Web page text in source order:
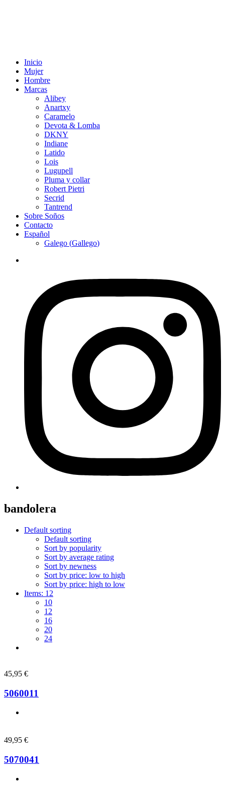
Inicio
Mujer
Hombre
Marcas
Alibey
Anartxy
Caramelo
Devota & Lomba
DKNY
Indiane
Latido
Lois
Lugupell
Pluma y collar
Robert Pietri
Secrid
Tantrend
Sobre Soños
Contacto
Español
Galego (Gallego)
bandolera
Default sorting
Default sorting
Sort by popularity
Sort by average rating
Sort by newness
Sort by price: low to high
Sort by price: high to low
Items: 12
10
12
16
20
24
45,95 €
5060011
49,95 €
5070041